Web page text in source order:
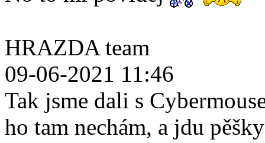
HRAZDA team
09-06-2021 11:46
Tak jsme dali s
ho tam nechám, a jdu